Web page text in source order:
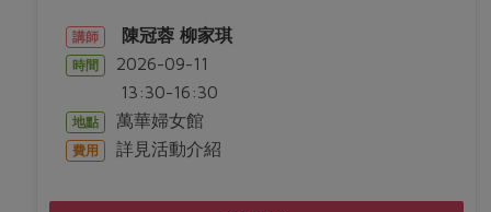
講師 陳冠蓉 柳家琪
時間 2026-09-11
13:30-16:30
地點 萬華婦女館
費用 詳見活動介紹